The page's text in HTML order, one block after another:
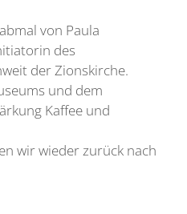
von Paula
des
der Zionskirche.
und dem
Kaffee und
wir wieder zurück nach